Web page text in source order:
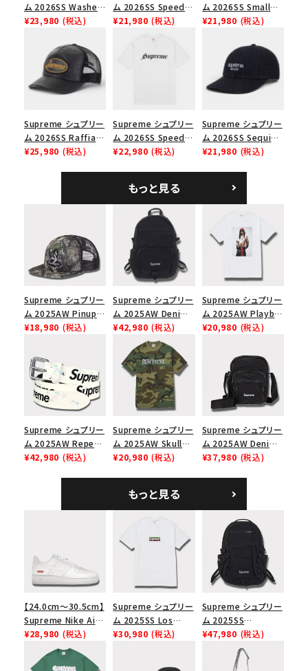
絞り込んで検索する
ム 2026SS Washed
Chino Twill Camp
ノツイル キャンプキャ
ップ ブラック
¥23,980 (税込)
ム 2026SS Speed
Tee スピードTシャツ
¥21,980 (税込)
ム 2026SS Small
Box Tee スモールボ
¥21,980 (税込)
Supreme シュプリー
ム 2026SS Raffia
Mesh Back 5-Panel
¥25,980 (税込)
Supreme シュプリー
ム 2026SS Speed
Tee スピードTシャツ
¥22,980 (税込)
Supreme シュプリー
ム 2026SS Sequin
Denim Classic
シックロゴ 6パネルキ
ャップ ブラック
¥21,980 (税込)
もっと見る
Supreme シュプリー
ム 2025AW Pinup
Mesh Back 5-Panel
ュバック 5パネルキャ
ップ トゥルーティン
バーHTC フォールカ
¥18,980 (税込)
Supreme シュプリー
ム 2025AW Denim
Backpack デニム バ
ックパック ブラック
¥42,980 (税込)
Supreme シュプリー
ム 2025AW Playboi
Carti Tee プレイボ
¥20,980 (税込)
Supreme シュプリー
ム 2025AW Repeat
Leather Belt リピー
¥42,980 (税込)
Supreme シュプリー
ム 2025AW Skull
Tee スカル Tシャ
¥20,980 (税込)
Supreme シュプリー
ム 2025AW Denim
Shoulder Bag デニ
¥37,980 (税込)
もっと見る
【24.0cm～30.5cm】
Supreme Nike Air
Force 1 Low シュプ
リーム ナイキエアフォ
ース１スニーカー シ
¥28,980 (税込)
Supreme シュプリー
ム 2025SS Los
Angeles Fire Relief
¥30,980 (税込)
Supreme シュプリー
ム 2025SS
Backpack バックパッ
ク ブラック 黒
¥47,980 (税込)